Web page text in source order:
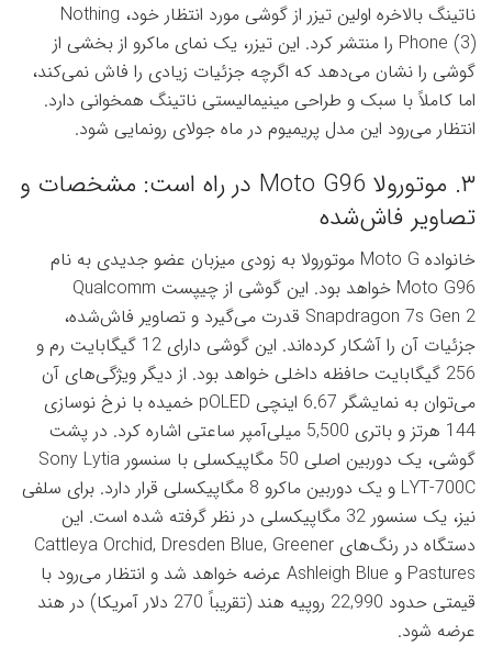
ناتینگ بالاخره اولین تیزر از گوشی مورد انتظار خود، Nothing
Phone (3) را منتشر کرد. این تیزر، یک نمای ماکرو از بخشی از
گوشی را نشان می‌دهد که اگرچه جزئیات زیادی را فاش نمی‌کند،
اما کاملاً با سبک و طراحی مینیمالیستی ناتینگ همخوانی دارد.
انتظار می‌رود این مدل پریمیوم در ماه جولای رونمایی شود.
۳. موتورولا Moto G96 در راه است: مشخصات و
تصاویر فاش‌شده
خانواده Moto G موتورولا به زودی میزبان عضو جدیدی به نام
Moto G96 خواهد بود. این گوشی از چیپست Qualcomm
Snapdragon 7s Gen 2 قدرت می‌گیرد و تصاویر فاش‌شده،
جزئیات آن را آشکار کرده‌اند. این گوشی دارای 12 گیگابایت رم و
256 گیگابایت حافظه داخلی خواهد بود. از دیگر ویژگی‌های آن
می‌توان به نمایشگر 6.67 اینچی pOLED خمیده با نرخ نوسازی
144 هرتز و باتری 5,500 میلی‌آمپر ساعتی اشاره کرد. در پشت
گوشی، یک دوربین اصلی 50 مگاپیکسلی با سنسور Sony Lytia
LYT-700C و یک دوربین ماکرو 8 مگاپیکسلی قرار دارد. برای سلفی
نیز، یک سنسور 32 مگاپیکسلی در نظر گرفته شده است. این
دستگاه در رنگ‌های Cattleya Orchid, Dresden Blue, Greener
Pastures و Ashleigh Blue عرضه خواهد شد و انتظار می‌رود با
قیمتی حدود 22,990 روپیه هند (تقریباً 270 دلار آمریکا) در هند
عرضه شود.